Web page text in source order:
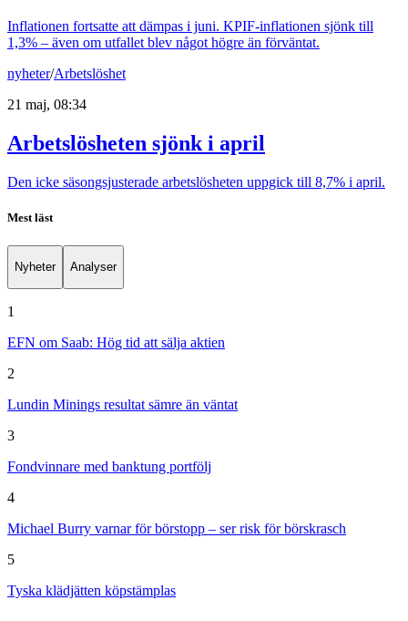
Inflationen fortsatte att dämpas i juni. KPIF-inflationen sjönk till
1,3% – även om utfallet blev något högre än förväntat.
nyheter/Arbetslöshet
21 maj, 08:34
Arbetslösheten sjönk i april
Den icke säsongsjusterade arbetslösheten uppgick till 8,7% i april.
Mest läst
Nyheter Analyser
1
EFN om Saab: Hög tid att sälja aktien
2
Lundin Minings resultat sämre än väntat
3
Fondvinnare med banktung portfölj
4
Michael Burry varnar för börstopp – ser risk för börskrasch
5
Tyska klädjätten köpstämplas